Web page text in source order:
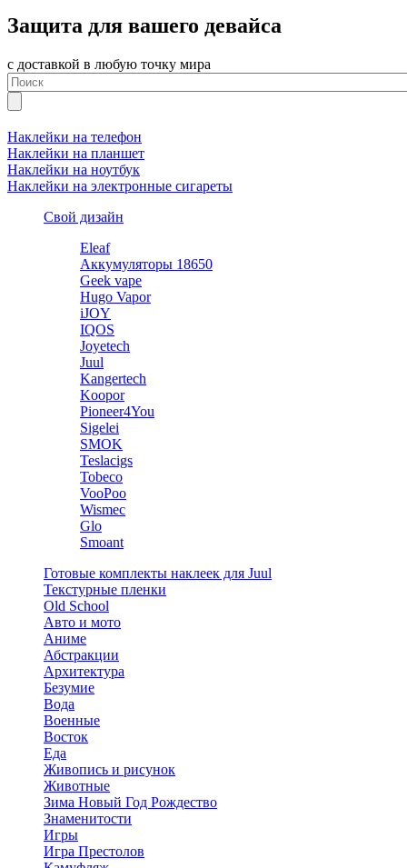
Защита для вашего девайса
с доставкой в любую точку мира
Наклейки на телефон
Наклейки на планшет
Наклейки на ноутбук
Наклейки на электронные сигареты
Свой дизайн
Eleaf
Аккумуляторы 18650
Geek vape
Hugo Vapor
iJOY
IQOS
Joyetech
Juul
Kangertech
Koopor
Pioneer4You
Sigelei
SMOK
Teslacigs
Tobeco
VooPoo
Wismec
Glo
Smoant
Готовые комплекты наклеек для Juul
Текстурные пленки
Old School
Авто и мото
Аниме
Абстракции
Архитектура
Безумие
Вода
Военные
Восток
Еда
Живопись и рисунок
Животные
Зима Новый Год Рождество
Знаменитости
Игры
Игра Престолов